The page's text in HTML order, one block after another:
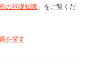
の基礎知識 」をご覧くだ
を探す